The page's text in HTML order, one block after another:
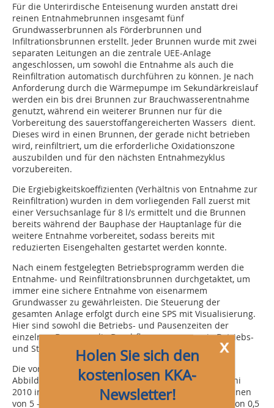
Für die Unterirdische Enteisenung wurden anstatt drei
reinen Entnahmebrunnen insgesamt fünf
Grundwasserbrunnen als Förderbrunnen und
Infiltrationsbrunnen erstellt. Jeder Brunnen wurde mit zwei
separaten Leitungen an die zentrale UEE-Anlage
angeschlossen, um sowohl die Entnahme als auch die
Reinfiltration automatisch durchführen zu können. Je nach
Anforderung durch die Wärmepumpe im Sekundärkreislauf
werden ein bis drei Brunnen zur Brauchwasserentnahme
genutzt, während ein weiterer Brunnen nur für die
Vorbereitung des sauerstoffangereicherten Wassers dient.
Dieses wird in einen Brunnen, der gerade nicht betrieben
wird, reinfiltriert, um die erforderliche Oxidationszone
auszubilden und für den nächsten Entnahmezyklus
vorzubereiten.
Die Ergiebigkeitskoeffizienten (Verhältnis von Entnahme zur
Reinfiltration) wurden in dem vorliegenden Fall zuerst mit
einer Versuchsanlage für 8 l/s ermittelt und die Brunnen
bereits während der Bauphase der Hauptanlage für die
weitere Entnahme vorbereitet, sodass bereits mit
reduzierten Eisengehalten gestartet werden konnte.
Nach einem festgelegten Betriebsprogramm werden die
Entnahme- und Reinfiltrationsbrunnen durchgetaktet, um
immer eine sichere Entnahme von eisenarmem
Grundwasser zu gewährleisten. Die Steuerung der
gesamten Anlage erfolgt durch eine SPS mit Visualisierung.
Hier sind sowohl die Betriebs- und Pausenzeiten der
einzelnen Brunnen, die Durchflussmengen sowie Betriebs-
und Störmeldungen hinterlegt.
Die vorläufigen Ergebnisse der Einfahrphase sind in
Abbildungen 3 und 4 ersichtlich. Die Anlage ist seit Juni
2010 in Betrieb. Die Eisengehalte im Grundwasser können
von 5 – 7 mg/l auf < 0,2 mg/l und die Mangangehalte von 0,5
x
Holen Sie sich den
kostenlosen KKA-
Newsletter!